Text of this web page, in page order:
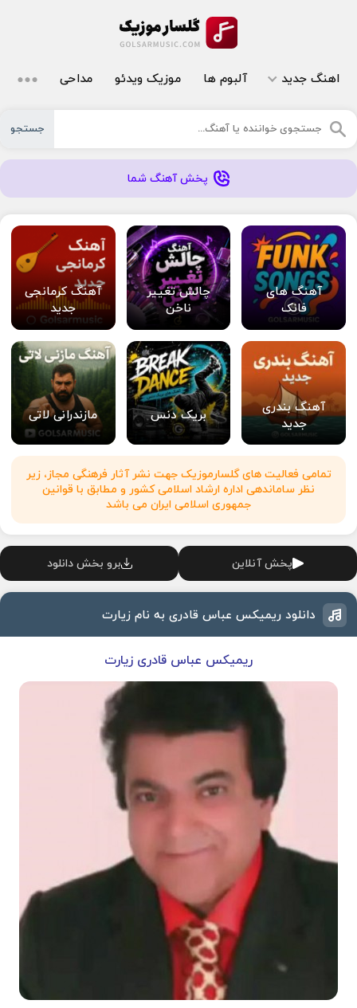
اهنگ جدید آلبوم ها موزیک ویدئو مداحی
جستجو
پخش آهنگ شما
آهنگ های
فانک
چالش تغییر
ناخن
آهنگ کرمانجی
جدید
آهنگ بندری
جدید
بریک دنس مازندرانی لاتی
تمامی فعالیت های گلسارموزیک جهت نشر آثار فرهنگی مجاز، زیر
نظر ساماندهی اداره ارشاد اسلامی کشور و مطابق با قوانین
جمهوری اسلامی ایران می باشد
پخش آنلاین برو بخش دانلود
دانلود ریمیکس عباس قادری به نام زیارت
ریمیکس عباس قادری زیارت